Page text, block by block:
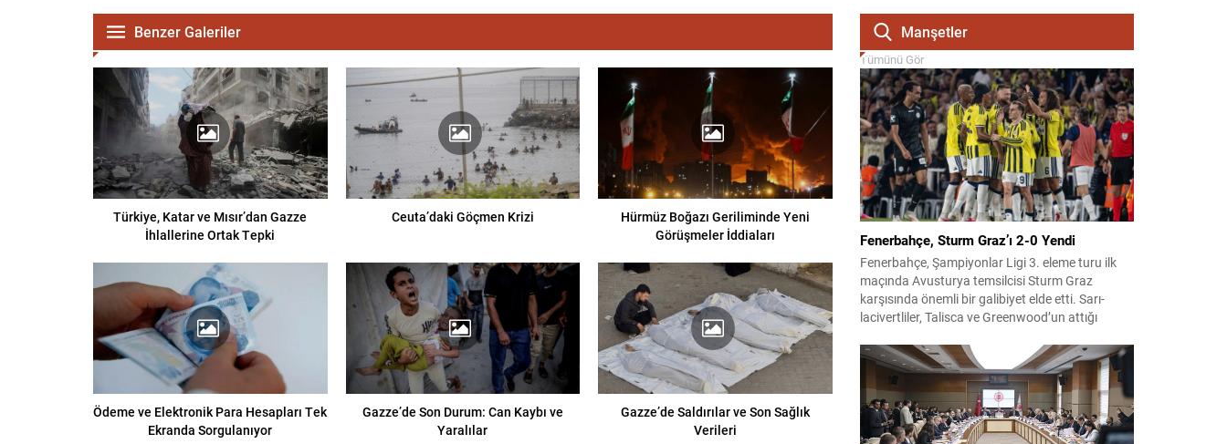
Benzer Galeriler
Türkiye, Katar ve Mısır’dan Gazze
İhlallerine Ortak Tepki
Ceuta’daki Göçmen Krizi
Hürmüz Boğazı Geriliminde Yeni
Görüşmeler İddiaları
Ödeme ve Elektronik Para Hesapları Tek
Ekranda Sorgulanıyor
Gazze’de Son Durum: Can Kaybı ve
Yaralılar
Gazze’de Saldırılar ve Son Sağlık
Verileri
Manşetler
Tümünü Gör
Fenerbahçe, Sturm Graz’ı 2-0 Yendi
Fenerbahçe, Şampiyonlar Ligi 3. eleme turu ilk
maçında Avusturya temsilcisi Sturm Graz
karşısında önemli bir galibiyet elde etti. Sarı-
lacivertliler, Talisca ve Greenwood’un attığı
öncesi avantaj sağladı. Karşılaşma sonrası
takım yönetimi mücadeleyi değerlendirdi ve
gelecek planlarına dair bilgi verdi. Futboldan
sorumlu yönetici Cihan Kamer,...